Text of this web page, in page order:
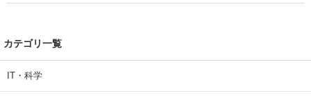
カテゴリ一覧
IT・科学